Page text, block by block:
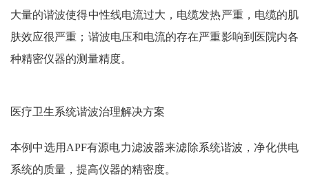
大量的谐波使得中性线电流过大，电缆发热严重，电缆的肌
肤效应很严重；谐波电压和电流的存在严重影响到医院内各
种精密仪器的测量精度。
医疗卫生系统谐波治理解决方案
本例中选用APF有源电力滤波器来滤除系统谐波，净化供电
系统的质量，提高仪器的精密度。